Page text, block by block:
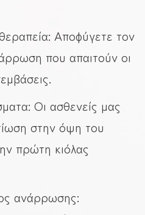
Αποφύγετε τον
που απαιτούν οι
Οι ασθενείς μας
στην όψη του
πρώτη κιόλας
ανάρρωσης: